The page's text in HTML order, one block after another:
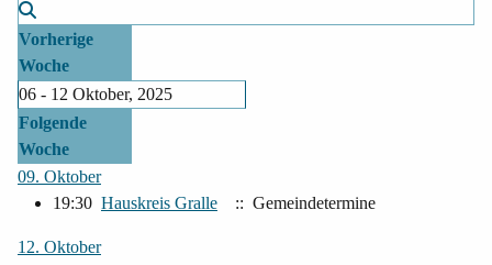
Vorherige
Woche
06 - 12 Oktober, 2025
Folgende
Woche
09. Oktober
19:30 Hauskreis Gralle :: Gemeindetermine
12. Oktober